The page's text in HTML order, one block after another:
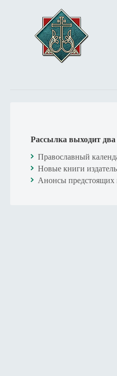
Рассылка выходит
Православный
Новые книги
Анонсы предстоящих